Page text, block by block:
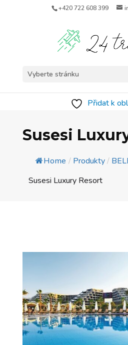
+420 722 608 399
Vyberte stránku
Přidat k
Susesi
Home / Produkty/
Susesi Luxury Resort